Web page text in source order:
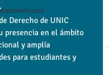
Derecho de UNIC
presencia en el ámbito
y amplía
para estudiantes y